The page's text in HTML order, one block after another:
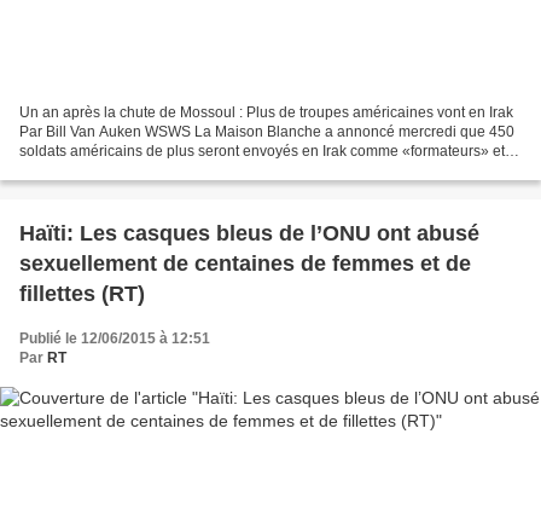
Un an après la chute de Mossoul : Plus de troupes américaines vont en Irak
Par Bill Van Auken WSWS La Maison Blanche a annoncé mercredi que 450
soldats américains de plus seront envoyés en Irak comme «formateurs» et
Haïti: Les casques bleus de l’ONU ont abusé
sexuellement de centaines de femmes et de
fillettes (RT)
Publié le 12/06/2015 à 12:51
Par RT